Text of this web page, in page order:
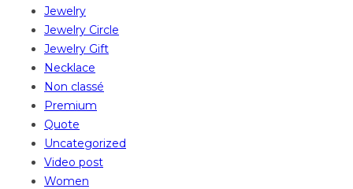
Jewelry
Jewelry Circle
Jewelry Gift
Necklace
Non classé
Premium
Quote
Uncategorized
Video post
Women